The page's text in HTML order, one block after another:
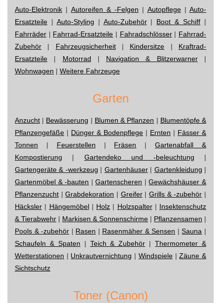
Auto-Elektronik | Autoreifen & -Felgen | Autopflege| Auto-
Ersatzteile | Auto-Styling | Auto-Zubehör| Boot & Schiff |
Fahrräder | Fahrrad-Ersatzteile | Fahradschlösser| Fahrrad-
Zubehör | Fahrzeugsicherheit| Kindersitze | Kraftrad-
Ersatzteile | Motorrad | Navigation & Blitzerwarner|
Wohnwagen | Weitere Fahrzeuge
Garten
Anzucht | Bewässerung | Blumen & Pflanzen | Blumentöpfe &
Pflanzengefäße | Dünger & Bodenpflege | Ernten | Fässer &
Tonnen | Feuerstellen | Fräsen |Gartenabfall &
Kompostierung | Gartendeko und -beleuchtung |
Gartengeräte & -werkzeug | Gartenhäuser| Gartenkleidung |
Gartenmöbel & -bauten |Gartenscheren |Gewächshäuser &
Pflanzenzucht |Grabdekoration | Greifer|Grills & -zubehör |
Häcksler | Hängemöbel| Holz | Holzspalter| Insektenschutz
& Tierabwehr | Markisen & Sonnenschirme | Pflanzensamen |
Pools & -zubehör | Rasen | Rasenmäher & Sensen |Sauna |
Schaufeln & Spaten | Teich & Zubehör |Thermometer &
Wetterstationen | Unkrautvernichtung | Windspiele|Zäune &
Sichtschutz
Toner (Canon)